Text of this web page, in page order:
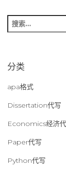
搜
索
分类
apa格式
Dissertation代写
Economics经济
Paper代写
Python代写